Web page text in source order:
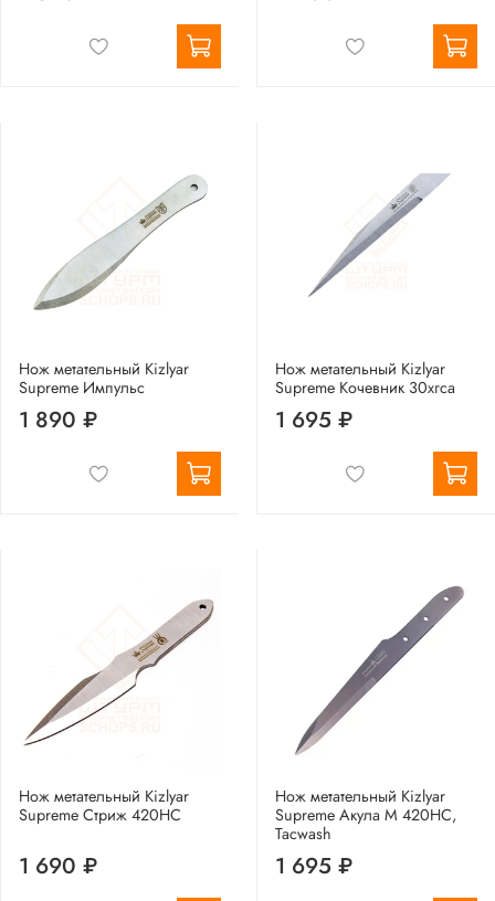
Нож метательный Kizlyar
Supreme Импульс
1 890 ₽
Нож метательный Kizlyar
Supreme Кочевник 30хгса
1 695 ₽
Нож метательный Kizlyar
Supreme Стриж 420HC
1 690 ₽
Нож метательный Kizlyar
Supreme Акула М 420HC,
Tacwash
1 695 ₽